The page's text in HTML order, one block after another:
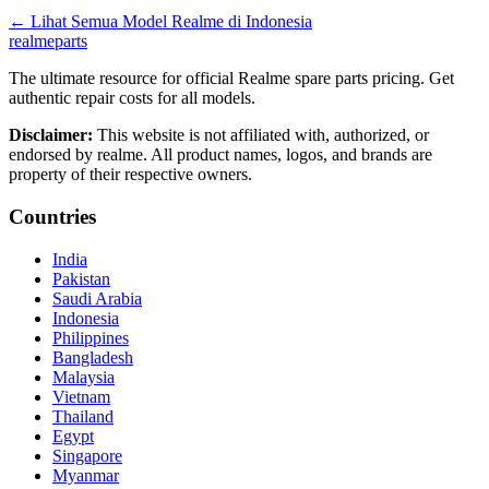
← Lihat Semua Model Realme di Indonesia
realmeparts
The ultimate resource for official Realme spare parts pricing. Get
authentic repair costs for all models.
Disclaimer: This website is not affiliated with, authorized, or
endorsed by realme. All product names, logos, and brands are
property of their respective owners.
Countries
India
Pakistan
Saudi Arabia
Indonesia
Philippines
Bangladesh
Malaysia
Vietnam
Thailand
Egypt
Singapore
Myanmar